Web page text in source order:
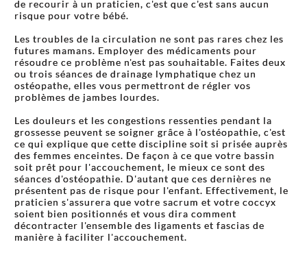
de recourir à un praticien, c'est que c'est sans aucun
risque pour votre bébé.
Les troubles de la circulation ne sont pas rares chez les
futures mamans. Employer des médicaments pour
résoudre ce problème n'est pas souhaitable. Faites deux
ou trois séances de drainage lymphatique chez un
ostéopathe, elles vous permettront de régler vos
problèmes de jambes lourdes.
Les douleurs et les congestions ressenties pendant la
grossesse peuvent se soigner grâce à l'ostéopathie, c'est
ce qui explique que cette discipline soit si prisée auprès
des femmes enceintes. De façon à ce que votre bassin
soit prêt pour l'accouchement, le mieux ce sont des
séances d'ostéopathie. D'autant que ces dernières ne
présentent pas de risque pour l'enfant. Effectivement, le
praticien s'assurera que votre sacrum et votre coccyx
soient bien positionnés et vous dira comment
décontracter l'ensemble des ligaments et fascias de
manière à faciliter l'accouchement.